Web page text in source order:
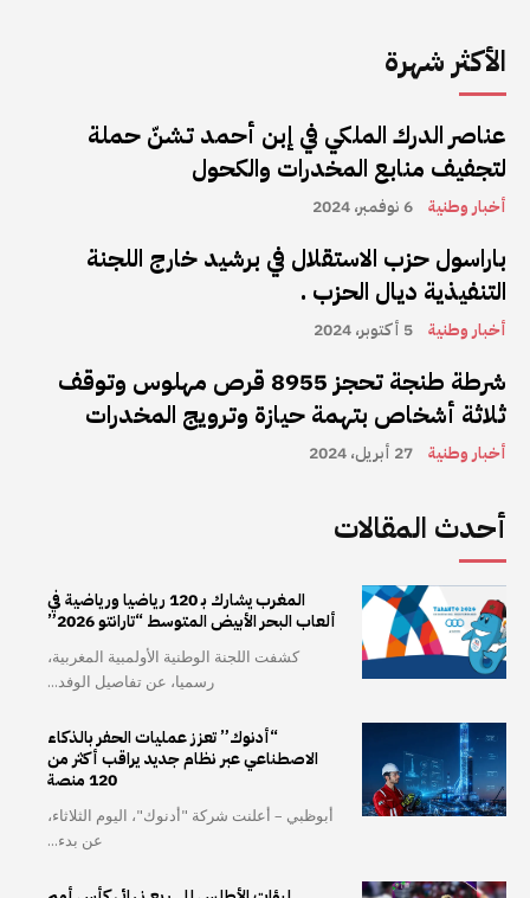
الأكثر شهرة
عناصر الدرك الملكي في إبن أحمد تشنّ حملة
لتجفيف منابع المخدرات والكحول
أخبار وطنية 6 نوفمبر، 2024
باراسول حزب الاستقلال في برشيد خارج اللجنة
التنفيذية ديال الحزب .
أخبار وطنية 5 أكتوبر، 2024
شرطة طنجة تحجز 8955 قرص مهلوس وتوقف
ثلاثة أشخاص بتهمة حيازة وترويج المخدرات
أخبار وطنية 27 أبريل، 2024
أحدث المقالات
المغرب يشارك بـ 120 رياضيا ورياضية في
ألعاب البحر الأبيض المتوسط “تارانتو 2026”
كشفت اللجنة الوطنية الأولمبية المغربية،
رسميا، عن تفاصيل الوفد...
“أدنوك” تعزز عمليات الحفر بالذكاء
الاصطناعي عبر نظام جديد يراقب أكثر من
120 منصة
أبوظبي – أعلنت شركة "أدنوك"، اليوم الثلاثاء،
عن بدء...